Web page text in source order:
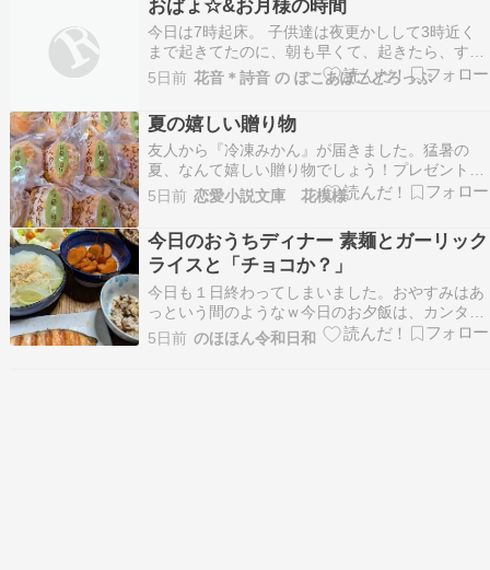
の」だと思っていた。 ところが大人になって県外
の人に「しる…
おぱょ☆&お月様の時間
今日は7時起床。 子供達は夜更かしして3時近く
まで起きてたのに、朝も早くて、起きたら、すで
にゲームしてた(笑) かのたんは、朝ごはんの準
備。 ウィンナー、スクランブルエッグ、みかんゼ
リー、カルピス、ロールパン、塩パン、メロンと
桃。 ホテルの朝食ビュッフェ風にした！ 食べて
からお支…
5日前 花音＊詩音 の ぽこあぽこどろっぷ
夏の嬉しい贈り物
友人から『冷凍みかん』が届きました。猛暑の
夏、なんて嬉しい贈り物でしょう！プレゼント上
手な友人のセレクトには、いつも感心します。冷
凍されたみかんを自然解凍。少し
5日前 恋愛小説文庫 花模様
今日のおうちディナー 素麺とガーリック
ライスと「チョコか？」
今日も１日終わってしまいました。おやすみはあ
っという間のようなｗ今日のお夕飯は、カンタン
にお素麺ｗｗ素麺サラダ人参の甘辛煮玉ネギのピ
ーナッツ和え焼鮭ガーリックライス黒烏龍茶ガー
5日前 のほほん令和日和